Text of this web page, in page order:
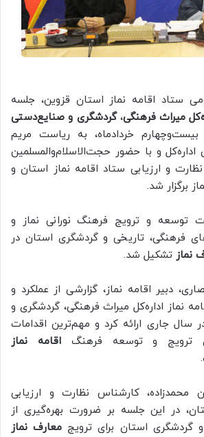
ستاد اقامه نماز استان قزوین، جلسه
میراث فرهنگی،گردشگری و صنایع‌دستی
بیست‌وچهارم خردادماه، به ریاست مریم
و با حضور حجت‌الاسلام‌والمسلمین
و ارزیابی ستاد اقامه نماز استان و
برگزار شد.
توسعه و ترویج فرهنگ نورانی نماز و
فرهنگی، تاریخی و گردشگری استان در
نماز تشکیل شد.
دبیر اقامه نماز، گزارشی از عملکرد و
نماز اداره‌کل میراث فرهنگی، گردشگری و
سال جاری ارائه کرد و مهم‌ترین اقدامات
ترویج و توسعه فرهنگاقامه نماز
محمدزاده، کارشناس نظارت و ارزیابی
در این جلسه بر ضرورت بهره‌گیری از
استان برای ترویج معارف نماز